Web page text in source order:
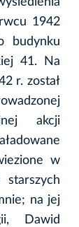
1942
budynku
41. Na
r. został
akcji
w
na jej
Dawid